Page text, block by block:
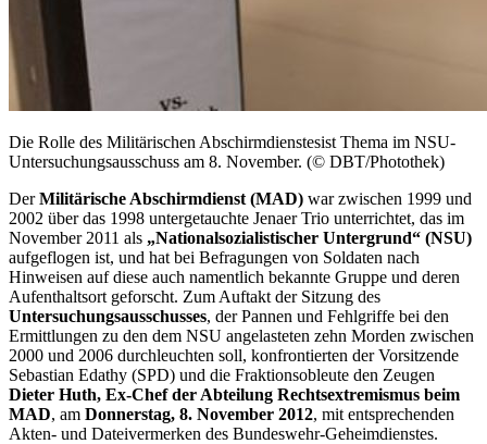
Die Rolle des Militärischen Abschirmdienstesist Thema im NSU-
Untersuchungsausschuss am 8. November. (© DBT/Photothek)
DerMilitärische Abschirmdienst (MAD) war zwischen 1999 und
2002 über das 1998 untergetauchte Jenaer Trio unterrichtet, das im
November 2011 als „Nationalsozialistischer Untergrund“ (NSU)
aufgeflogen ist, und hat bei Befragungen von Soldaten nach
Hinweisen auf diese auch namentlich bekannte Gruppe und deren
Aufenthaltsort geforscht. Zum Auftakt der Sitzung des
Untersuchungsausschusses, der Pannen und Fehlgriffe bei den
Ermittlungen zu den dem NSU angelasteten zehn Morden zwischen
2000 und 2006 durchleuchten soll, konfrontierten der Vorsitzende
Sebastian Edathy (SPD) und die Fraktionsobleute den Zeugen
Dieter Huth, Ex-Chef der Abteilung Rechtsextremismus beim
MAD, am Donnerstag, 8. November 2012, mit entsprechenden
Akten- und Dateivermerken des Bundeswehr-Geheimdienstes.